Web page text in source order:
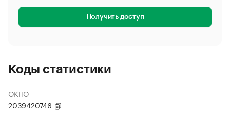
Получить доступ
Коды статистики
ОКПО
2039420746